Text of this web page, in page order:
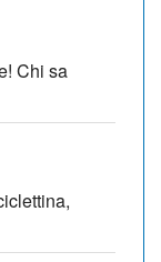
Chi sa